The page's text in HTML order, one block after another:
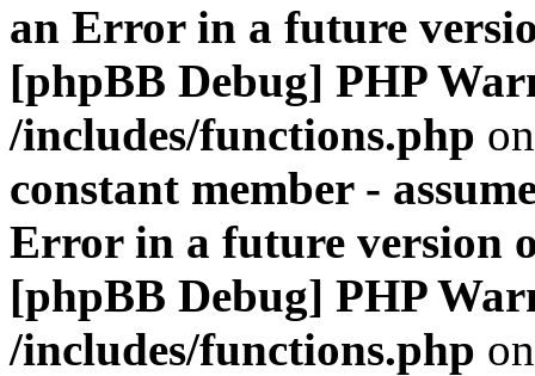
an Error in a future
[phpBB Debug] PHP
/includes/functions.php
constant member -
Error in a future version
[phpBB Debug] PHP
/includes/functions.php